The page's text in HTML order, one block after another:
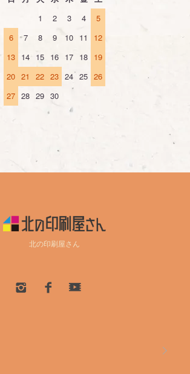
1
2 3 4
5
6
7 8 9 10 11
12
13 14 15 16 17 18 19
20 21 22 23 24 25 26
27 28 29 30
北の印刷屋さん